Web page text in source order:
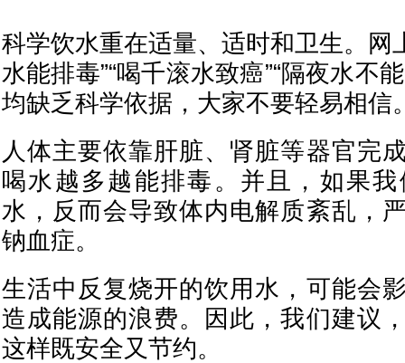
科学饮水重在适量、适时和卫生。网
水能排毒”“喝千滚水致癌”“隔夜水不
均缺乏科学依据，大家不要轻易相信
人体主要依靠肝脏、肾脏等器官完
喝水越多越能排毒。并且，如果
水，反而会导致体内电解质紊乱，
钠血症。
生活中反复烧开的饮用水，可能会
造成能源的浪费。因此，我们建议
这样既安全又节约。